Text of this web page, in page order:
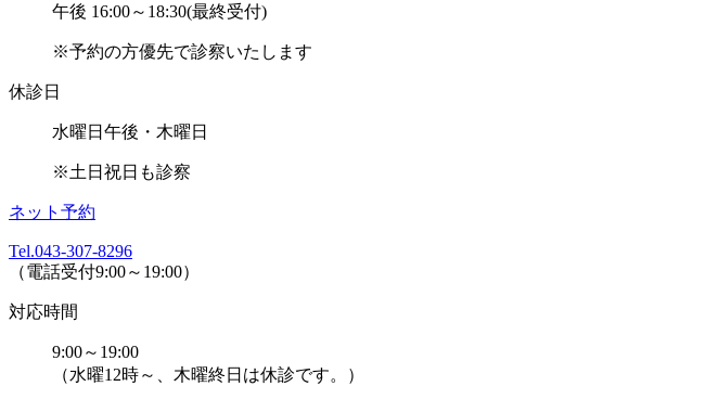
午後 16:00～18:30(最終受付)
※予約の方優先で診察いたします
休診日
水曜日午後・木曜日
※土日祝日も診察
ネット予約
Tel.043-307-8296
（電話受付9:00～19:00）
対応時間
9:00～19:00
（水曜12時～、木曜終日は休診です。）